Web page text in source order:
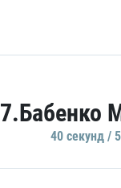
7.Бабенко
40 секунд /